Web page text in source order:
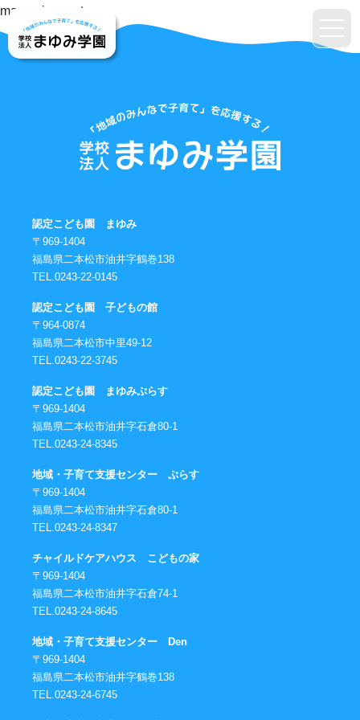
mayumi_event
認定こども園 まゆみ
〒969-1404
福島県二本松市油井字鶴巻138
TEL.0243-22-0145
認定こども園 子どもの館
〒964-0874
福島県二本松市中里49-12
TEL.0243-22-3745
認定こども園 まゆみぷらす
〒969-1404
福島県二本松市油井字石倉80-1
TEL.0243-24-8345
地域・子育て支援センター ぷらす
〒969-1404
福島県二本松市油井字石倉80-1
TEL.0243-24-8347
チャイルドケアハウス こどもの家
〒969-1404
福島県二本松市油井字石倉74-1
TEL.0243-24-8645
地域・子育て支援センター Den
〒969-1404
福島県二本松市油井字鶴巻138
TEL.0243-24-6745